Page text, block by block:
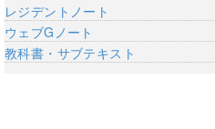
レジデントノート
ウェブGノート
教科書・サブテキスト